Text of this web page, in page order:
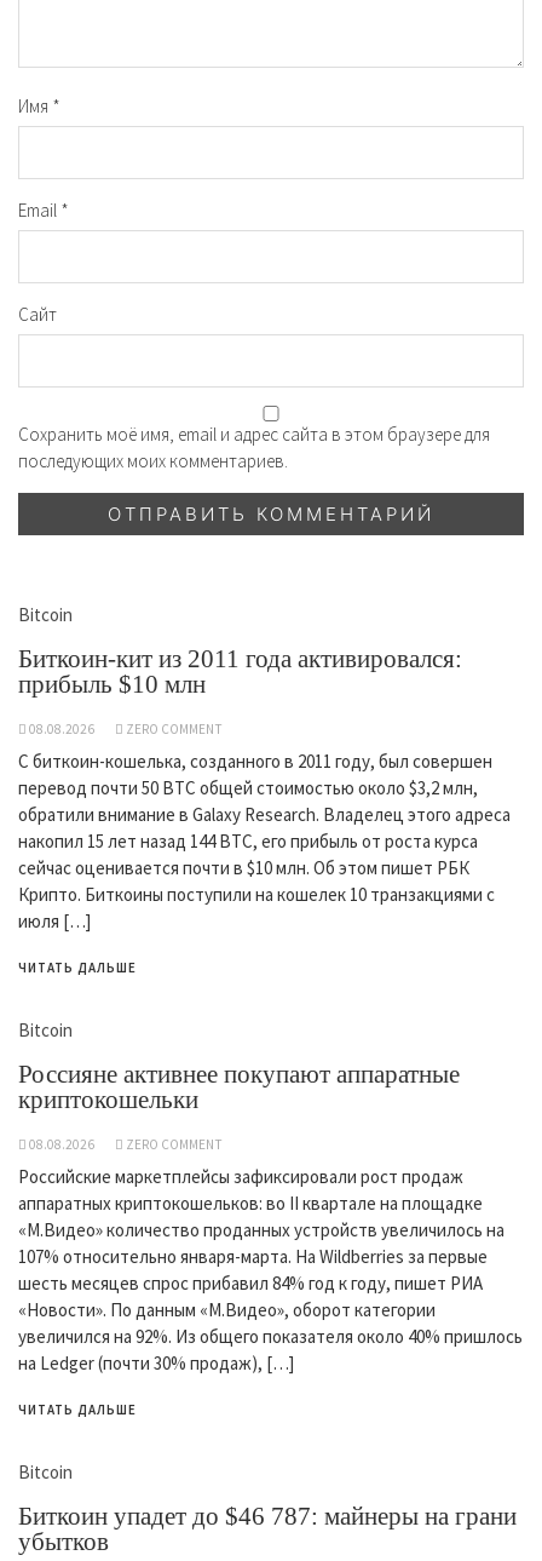
Имя *
Email *
Сайт
Сохранить моё имя, email и адрес сайта в этом браузере для
последующих моих комментариев.
Bitcoin
Биткоин-кит из 2011 года активировался:
прибыль $10 млн
08.08.2026 ZERO COMMENT
С биткоин-кошелька, созданного в 2011 году, был совершен
перевод почти 50 BTC общей стоимостью около $3,2 млн,
обратили внимание в Galaxy Research. Владелец этого адреса
накопил 15 лет назад 144 BTC, его прибыль от роста курса
сейчас оценивается почти в $10 млн. Об этом пишет РБК
Крипто. Биткоины поступили на кошелек 10 транзакциями с
июля […]
ЧИТАТЬ ДАЛЬШЕ
Bitcoin
Россияне активнее покупают аппаратные
криптокошельки
08.08.2026 ZERO COMMENT
Российские маркетплейсы зафиксировали рост продаж
аппаратных криптокошельков: во II квартале на площадке
«М.Видео» количество проданных устройств увеличилось на
107% относительно января-марта. На Wildberries за первые
шесть месяцев спрос прибавил 84% год к году, пишет РИА
«Новости». По данным «М.Видео», оборот категории
увеличился на 92%. Из общего показателя около 40% пришлось
на Ledger (почти 30% продаж), […]
ЧИТАТЬ ДАЛЬШЕ
Bitcoin
Биткоин упадет до $46 787: майнеры на грани
убытков